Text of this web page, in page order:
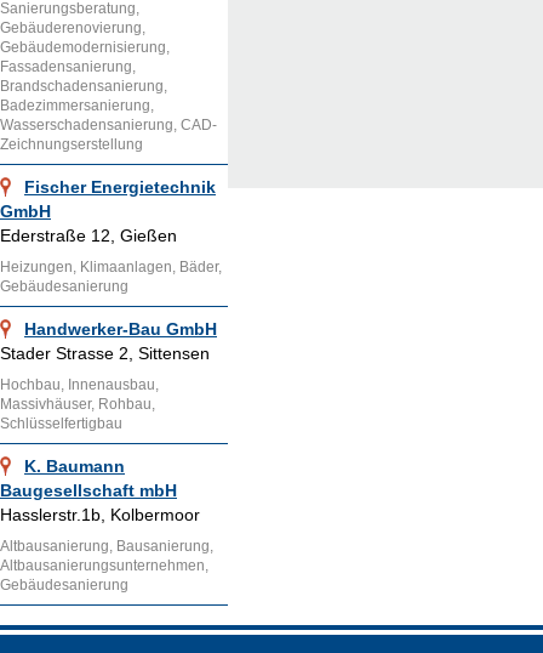
Sanierungsberatung,
Gebäuderenovierung,
Gebäudemodernisierung,
Fassadensanierung,
Brandschadensanierung,
Badezimmersanierung,
Wasserschadensanierung, CAD-
Zeichnungserstellung
Fischer Energietechnik
GmbH
Ederstraße 12, Gießen
Heizungen, Klimaanlagen, Bäder,
Gebäudesanierung
Handwerker-Bau GmbH
Stader Strasse 2, Sittensen
Hochbau, Innenausbau,
Massivhäuser, Rohbau,
Schlüsselfertigbau
K. Baumann
Baugesellschaft mbH
Hasslerstr.1b, Kolbermoor
Altbausanierung, Bausanierung,
Altbausanierungsunternehmen,
Gebäudesanierung